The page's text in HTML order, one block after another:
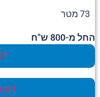
73 מטר
החל מ-800 ש"ח